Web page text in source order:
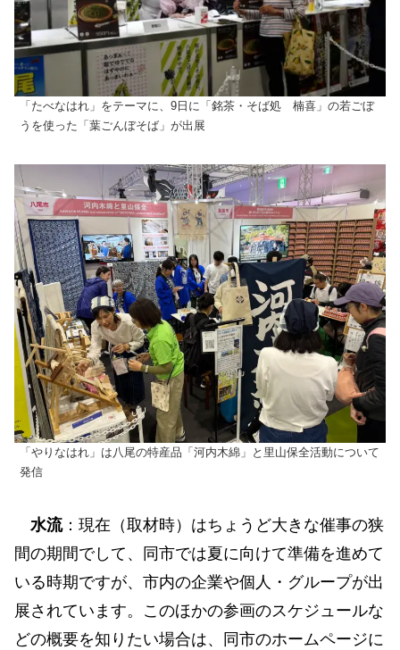
「たべなはれ」をテーマに、9日に「銘茶・そば処 楠喜」の若ごぼ
うを使った「葉ごんぼそば」が出展
「やりなはれ」は八尾の特産品「河内木綿」と里山保全活動について
発信
水流：現在（取材時）はちょうど大きな催事の狭
間の期間でして、同市では夏に向けて準備を進めて
いる時期ですが、市内の企業や個人・グループが出
展されています。このほかの参画のスケジュールな
どの概要を知りたい場合は、同市のホームページに